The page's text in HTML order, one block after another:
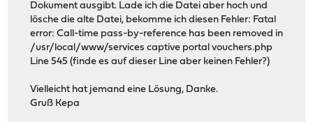
Dokument ausgibt. Lade ich die Datei aber hoch und
lösche die alte Datei, bekomme ich diesen Fehler: Fatal
error: Call-time pass-by-reference has been removed in
/usr/local/www/services captive portal vouchers.php
Line 545 (finde es auf dieser Line aber keinen Fehler?)
Vielleicht hat jemand eine Lösung, Danke.
Gruß Kepa